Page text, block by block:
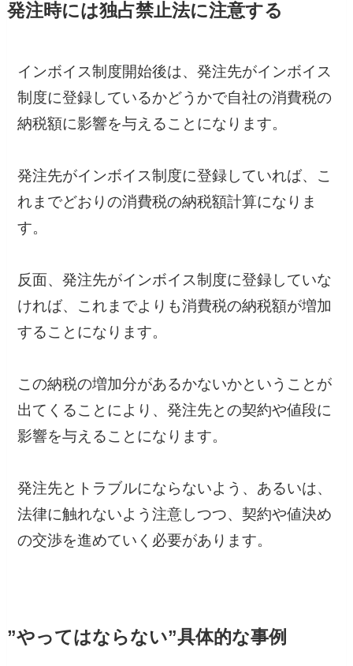
発注時には独占禁止法に注意する
インボイス制度開始後は、発注先がインボイス
制度に登録しているかどうかで自社の消費税の
納税額に影響を与えることになります。
発注先がインボイス制度に登録していれば、こ
れまでどおりの消費税の納税額計算になりま
す。
反面、発注先がインボイス制度に登録していな
ければ、これまでよりも消費税の納税額が増加
することになります。
この納税の増加分があるかないかということが
出てくることにより、発注先との契約や値段に
影響を与えることになります。
発注先とトラブルにならないよう、あるいは、
法律に触れないよう注意しつつ、契約や値決め
の交渉を進めていく必要があります。
”やってはならない”具体的な事例